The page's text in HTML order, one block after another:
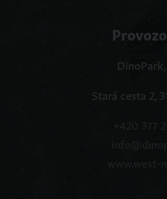
DinoPark,
Stará cesta 2,